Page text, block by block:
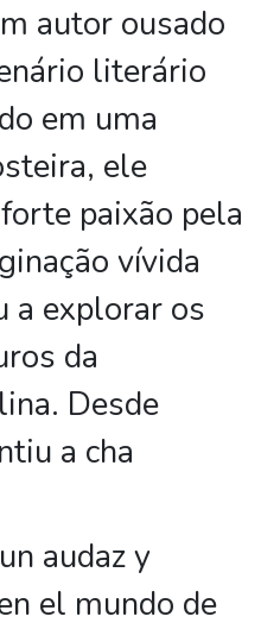
autor ousado
literário
em uma
ele
paixão pela
vívida
a explorar os
da
Desde
a cha
audaz y
el mundo de